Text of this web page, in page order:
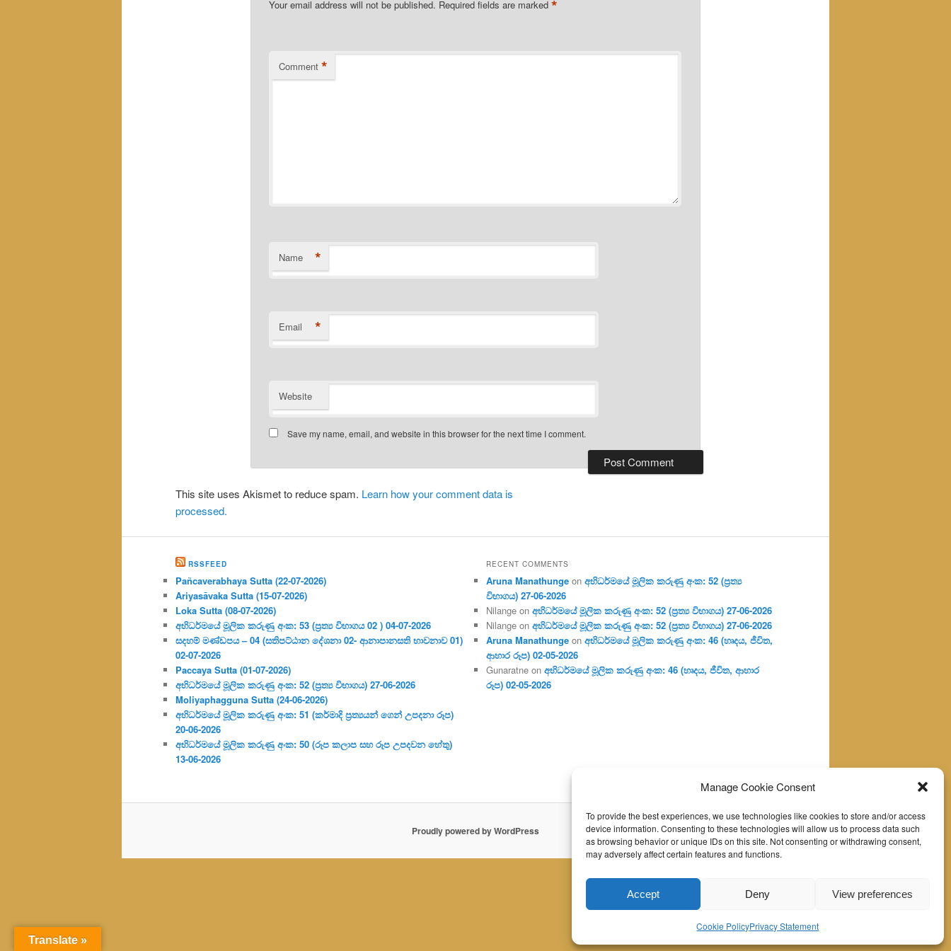
Manage Cookie Consent
To provide the best experiences, we use technologies like cookies to store and/or access
device information. Consenting to these technologies will allow us to process data such
as browsing behavior or unique IDs on this site. Not consenting or withdrawing consent,
may adversely affect certain features and functions.
Accept Deny View preferences
Cookie PolicyPrivacy Statement
Your email address will not be published. Required fields are marked *
Comment *
Name *
Email *
Website
Save my name, email, and website in this browser for the next time I comment.
This site uses Akismet to reduce spam. Learn how your comment data is
processed.
RSSFEED
Pañcaverabhaya Sutta (22-07-2026)
Ariyasāvaka Sutta (15-07-2026)
Loka Sutta (08-07-2026)
අභිධර්මයේ මූලික කරුණු අංක: 53 (ප්‍ර‍ත්‍ය විභාගය 02 ) 04-07-2026
සදහම් මණ්ඩපය – 04 (සතිපට්ඨාන දේශනා 02- ආනාපානසති භාවනාව 01)
02-07-2026
Paccaya Sutta (01-07-2026)
අභිධර්මයේ මූලික කරුණු අංක: 52 (ප්‍ර‍ත්‍ය විභාගය) 27-06-2026
Moliyaphagguna Sutta (24-06-2026)
අභිධර්මයේ මූලික කරුණු අංක: 51 (කර්මාදි ප්‍ර‍ත්‍යයන් ගෙන් උපදනා රූප)
20-06-2026
අභිධර්මයේ මූලික කරුණු අංක: 50 (රූප කලාප සහ රූප උපදවන හේතු)
13-06-2026
RECENT COMMENTS
Aruna Manathunge onඅභිධර්මයේ මූලික කරුණු අංක: 52 (ප්‍ර‍ත්‍ය
විභාගය) 27-06-2026
Nilange onඅභිධර්මයේ මූලික කරුණු අංක: 52 (ප්‍ර‍ත්‍ය විභාගය) 27-06-2026
Nilange onඅභිධර්මයේ මූලික කරුණු අංක: 52 (ප්‍ර‍ත්‍ය විභාගය) 27-06-2026
Aruna Manathunge onඅභිධර්මයේ මූලික කරුණු අංක: 46 (හෘදය, ජීවිත,
ආහාර රූප) 02-05-2026
Gunaratne onඅභිධර්මයේ මූලික කරුණු අංක: 46 (හෘදය, ජීවිත, ආහාර
රූප) 02-05-2026
Proudly powered by WordPress
Translate »